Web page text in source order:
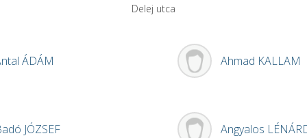
Delej utca
ÁDÁM
JÓZSEF
Ahmad KALLAM
Angyalos